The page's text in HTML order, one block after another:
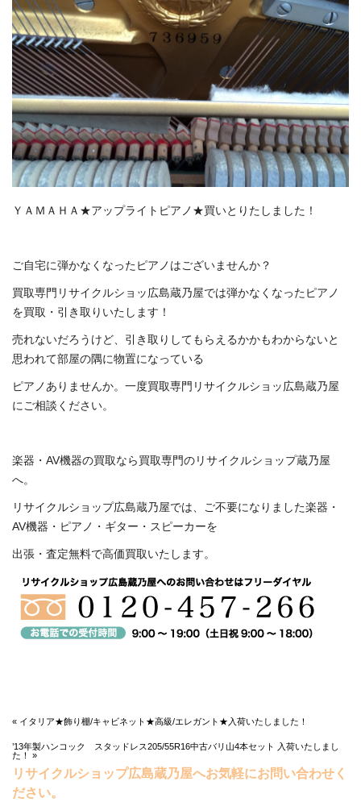
ＹＡＭＡＨＡ★アップライトピアノ★買いとりたしました！
ご自宅に弾かなくなったピアノはございませんか？
買取専門リサイクルショッ広島蔵乃屋では弾かなくなったピアノ
を買取・引き取りいたします！
売れないだろうけど、引き取りしてもらえるかかもわからないと
思われて部屋の隅に物置になっている
ピアノありませんか。一度買取専門リサイクルショッ広島蔵乃屋
にご相談ください。
楽器・AV機器の買取なら買取専門のリサイクルショップ蔵乃屋
へ。
リサイクルショップ広島蔵乃屋では、ご不要になりました楽器・
AV機器・ピアノ・ギター・スピーカーを
出張・査定無料で高価買取いたします。
« イタリア★飾り棚/キャビネット★高級/エレガント★入荷いたしました！
’13年製ハンコック スタッドレス205/55R16中古バリ山4本セット 入荷いたしまし
た！ »
リサイクルショップ広島蔵乃屋へお気軽にお問い合わせく
ださい。